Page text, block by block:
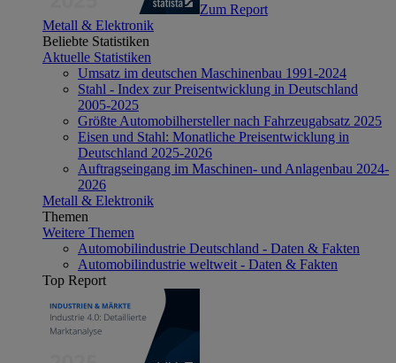
Zum Report
Metall & Elektronik
Beliebte Statistiken
Aktuelle Statistiken
Umsatz im deutschen Maschinenbau 1991-2024
Stahl - Index zur Preisentwicklung in Deutschland
2005-2025
Größte Automobilhersteller nach Fahrzeugabsatz 2025
Eisen und Stahl: Monatliche Preisentwicklung in
Deutschland 2025-2026
Auftragseingang im Maschinen- und Anlagenbau 2024-
2026
Metall & Elektronik
Themen
Weitere Themen
Automobilindustrie Deutschland - Daten & Fakten
Automobilindustrie weltweit - Daten & Fakten
Top Report